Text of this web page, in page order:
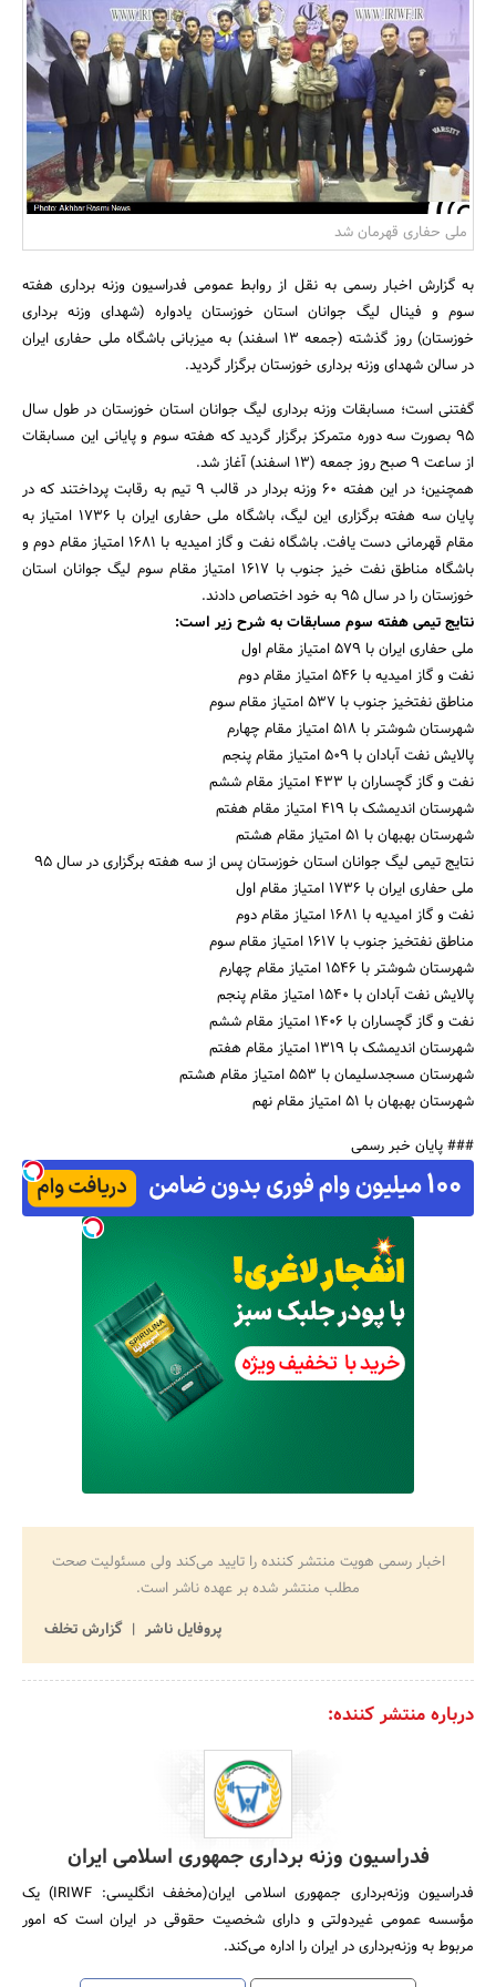
بانک، بیمه و سرمایه
مسکن و ساختمان
جستجو
ملی حفاری قهرمان شد
به گزارش اخبار رسمی به نقل از روابط عمومی فدراسیون وزنه برداری هفته
سوم و فینال لیگ جوانان استان خوزستان یادواره (شهدای وزنه برداری
خوزستان) روز گذشته (جمعه 13 اسفند) به میزبانی باشگاه ملی حفاری ایران
در سالن شهدای وزنه برداری خوزستان برگزار گردید.
گفتنی است؛ مسابقات وزنه برداری لیگ جوانان استان خوزستان در طول سال
95 بصورت سه دوره متمرکز برگزار گردید که هفته سوم و پایانی این مسابقات
از ساعت 9 صبح روز جمعه (13 اسفند) آغاز شد.
همچنین؛ در این هفته 60 وزنه بردار در قالب 9 تیم به رقابت پرداختند که در
پایان سه هفته برگزاری این لیگ، باشگاه ملی حفاری ایران با 1736 امتیاز به
مقام قهرمانی دست یافت. باشگاه نفت و گاز امیدیه با 1681 امتیاز مقام دوم و
باشگاه مناطق نفت خیز جنوب با 1617 امتیاز مقام سوم لیگ جوانان استان
خوزستان را در سال 95 به خود اختصاص دادند.
نتایج تیمی هفته سوم مسابقات به شرح زیر است:
ملی حفاری ایران با 579 امتیاز مقام اول
نفت و گاز امیدیه با 546 امتیاز مقام دوم
مناطق نفتخیز جنوب با 537 امتیاز مقام سوم
شهرستان شوشتر با 518 امتیاز مقام چهارم
پالایش نفت آبادان با 509 امتیاز مقام پنجم
نفت و گاز گچساران با 433 امتیاز مقام ششم
شهرستان اندیمشک با 419 امتیاز مقام هفتم
شهرستان بهبهان با 51 امتیاز مقام هشتم
نتایج تیمی لیگ جوانان استان خوزستان پس از سه هفته برگزاری در سال 95
ملی حفاری ایران با 1736 امتیاز مقام اول
نفت و گاز امیدیه با 1681 امتیاز مقام دوم
مناطق نفتخیز جنوب با 1617 امتیاز مقام سوم
شهرستان شوشتر با 1546 امتیاز مقام چهارم
پالایش نفت آبادان با 1540 امتیاز مقام پنجم
نفت و گاز گچساران با 1406 امتیاز مقام ششم
شهرستان اندیمشک با 1319 امتیاز مقام هفتم
شهرستان مسجدسلیمان با 553 امتیاز مقام هشتم
شهرستان بهبهان با 51 امتیاز مقام نهم
### پایان خبر رسمی
اخبار رسمی هویت منتشر کننده را تایید می‌کند ولی مسئولیت صحت
مطلب منتشر شده بر عهده ناشر است.
پروفایل ناشر
گزارش تخلف
درباره منتشر کننده:
فدراسیون وزنه برداری جمهوری اسلامی ایران
فدراسیون وزنه‌برداری جمهوری اسلامی ایران(مخفف انگلیسی: IRIWF) یک
مؤسسه عمومی غیردولتی و دارای شخصیت حقوقی در ایران است که امور
مربوط به وزنه‌برداری در ایران را اداره می‌کند.